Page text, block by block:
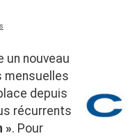
un nouveau
mensuelles
depuis
récurrents
». Pour